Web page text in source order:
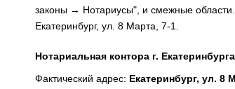
законы → Нотариусы", и смежные
Екатеринбург, ул. 8 Марта, 7-1.
Нотариальная контора г.
Фактический адрес: Екатеринбург, ул. 8